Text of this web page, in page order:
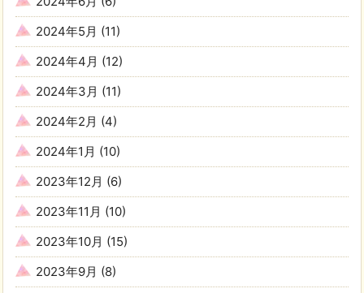
2024年5月 (11)
2024年4月 (12)
2024年3月 (11)
2024年2月 (4)
2024年1月 (10)
2023年12月 (6)
2023年11月 (10)
2023年10月 (15)
2023年9月 (8)